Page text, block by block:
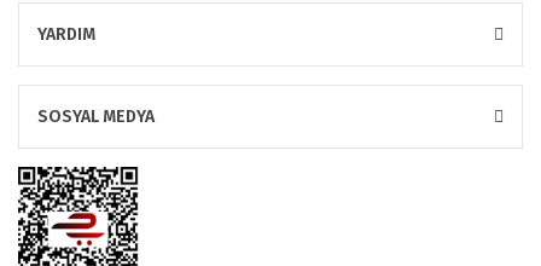
YARDIM
SOSYAL MEDYA